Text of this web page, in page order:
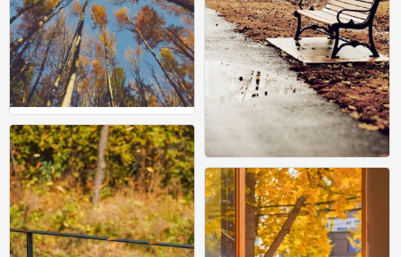
3
秋景
0